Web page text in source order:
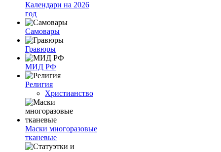
Календари на 2026
год
Самовары
Гравюры
МИД РФ
Религия
Христианство
Маски многоразовые
тканевые